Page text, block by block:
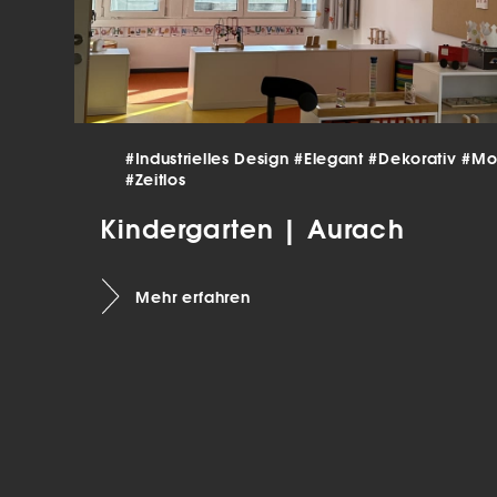
#Industrielles Design#Elegant#Dekorativ
#Zeitlos
Kindergarten | Aurach
Mehr erfahren
die
Hier